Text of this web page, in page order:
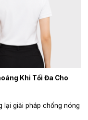
Khi Tối Đa Cho
lại giải pháp chống nóng